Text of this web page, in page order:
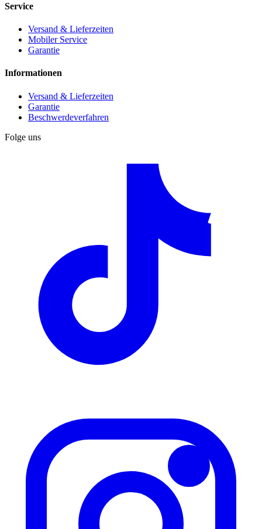
Service
Versand & Lieferzeiten
Mobiler Service
Garantie
Informationen
Versand & Lieferzeiten
Garantie
Beschwerdeverfahren
Folge uns